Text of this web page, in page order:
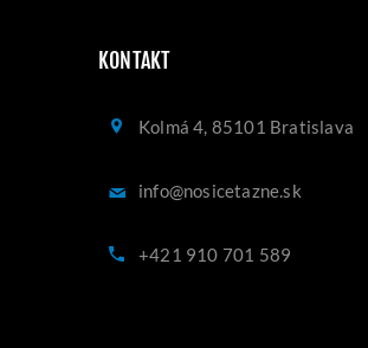
KONTAKT
Kolmá 4, 85101 Bratislava
info@nosicetazne.sk
+421 910 701 589